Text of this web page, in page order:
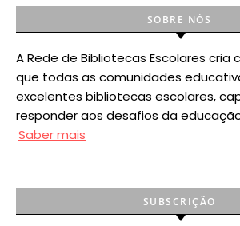
SOBRE NÓS
A Rede de Bibliotecas Escolares cria
que todas as comunidades
excelentes bibliotecas escolares,
responder aos desafios da
Saber mais
SUBSCRIÇÃO